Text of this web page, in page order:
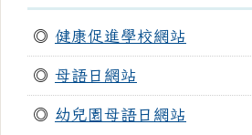
◎ 健康促進學校網站
◎ 母語日網站
◎ 幼兒園母語日網站